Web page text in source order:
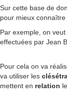
Sur cette base de
pour mieux connaître
Par exemple, on
effectuées par Jean
Pour cela on va
va utiliser les
mettent en relation